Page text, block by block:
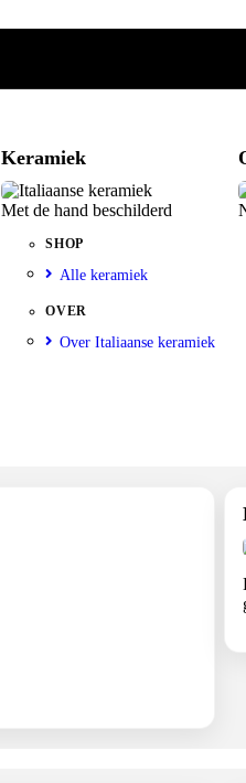
Keramiek
Met de hand beschilderd
SHOP
Alle keramiek
OVER
Over Italiaanse keramiek